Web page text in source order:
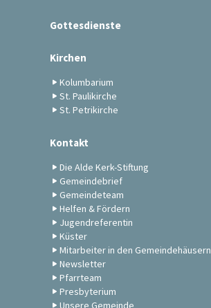
Gottesdienste
Kirchen
Kolumbarium
St. Paulikirche
St. Petrikirche
Kontakt
Die Alde Kerk-Stiftung
Gemeindebrief
Gemeindeteam
Helfen & Fördern
Jugendreferentin
Küster
Mitarbeiter in den Gemeindehäusern
Newsletter
Pfarrteam
Presbyterium
Unsere Gemeinde